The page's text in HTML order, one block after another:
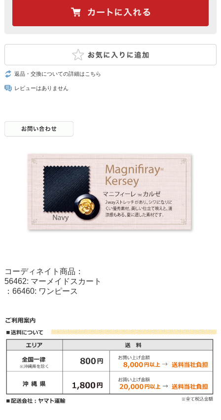
返品・交換についての詳細はこちら
レビューはありません
コーディネイト商品：
56462: マーメイドスカート
： 66460: ワンピース